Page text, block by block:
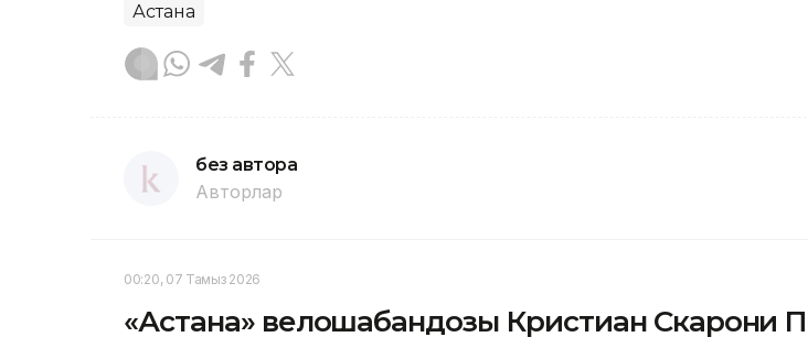
Астана
без автора
Авторлар
00:20, 07 Тамыз 2026
«Астана» велошабандозы Кристиан Скарони